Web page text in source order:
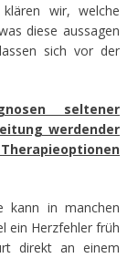
klären wir, welche
diese aussagen
sich vor der
seltener
werdender
kann in manchen
ein Herzfehler früh
direkt an einem